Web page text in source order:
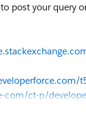
matches
timestamps
post your query
com/ct-p/